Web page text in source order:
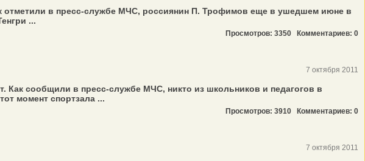
отметили в пресс-службе МЧС, россиянин П. Трофимов еще в ушедшем июне в
...
Просмотров: 3350 Комментариев: 0
7 октября 2011
сообщили в пресс-службе МЧС, никто из школьников и педагогов в
момент спортзала ...
Просмотров: 3910 Комментариев: 0
7 октября 2011